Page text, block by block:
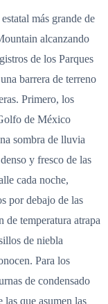
más grande de
alcanzando
de los Parques
barrera de terreno
Primero, los
de México
sombra de lluvia
y fresco de las
cada noche,
por debajo de las
de temperatura atrapa
de niebla
Para los
de condensado
las que asumen las